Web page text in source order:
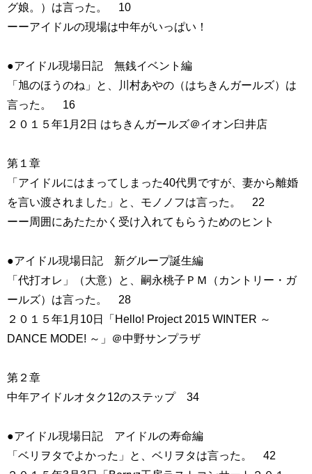
グ娘。）は言った。 10
ーーアイドルの現場は中年がいっぱい！
●アイドル現場日記 無銭イベント編
「旭のほうのね」と、川村あやの（はちきんガールズ）は
言った。 16
２０１５年1月2日 はちきんガールズ＠イオン臼井店
第１章
「アイドルにはまってしまった40代男ですが、妻から離婚
を言い渡されました」と、モノノフは言った。 22
ーー周囲にあたたかく受け入れてもらうためのヒント
●アイドル現場日記 新グループ誕生編
「代打オレ」（大意）と、嗣永桃子ＰＭ（カントリー・ガ
ールズ）は言った。 28
２０１５年1月10日「Hello! Project 2015 WINTER ～
DANCE MODE! ～」＠中野サンプラザ
第２章
中年アイドルオタク12のステップ 34
●アイドル現場日記 アイドルの寿命編
「ベリヲタでよかった」と、ベリヲタは言った。 42